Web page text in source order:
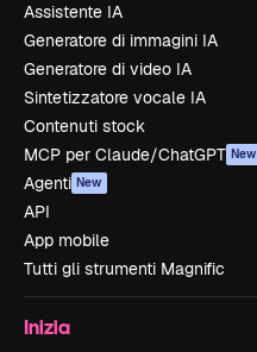
Assistente IA
Generatore di immagini IA
Generatore di video IA
Sintetizzatore vocale IA
Contenuti stock
MCP per Claude/ChatGPT New
Agenti New
API
App mobile
Tutti gli strumenti Magnific
Inizia